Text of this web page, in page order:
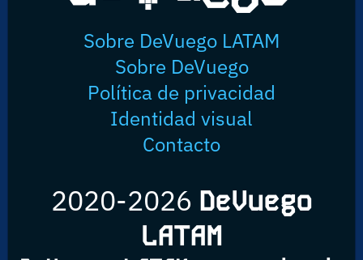
Sobre DeVuego LATAM
Sobre DeVuego
Política de privacidad
Identidad visual
Contacto
2020-2026 DeVuego
LATAM